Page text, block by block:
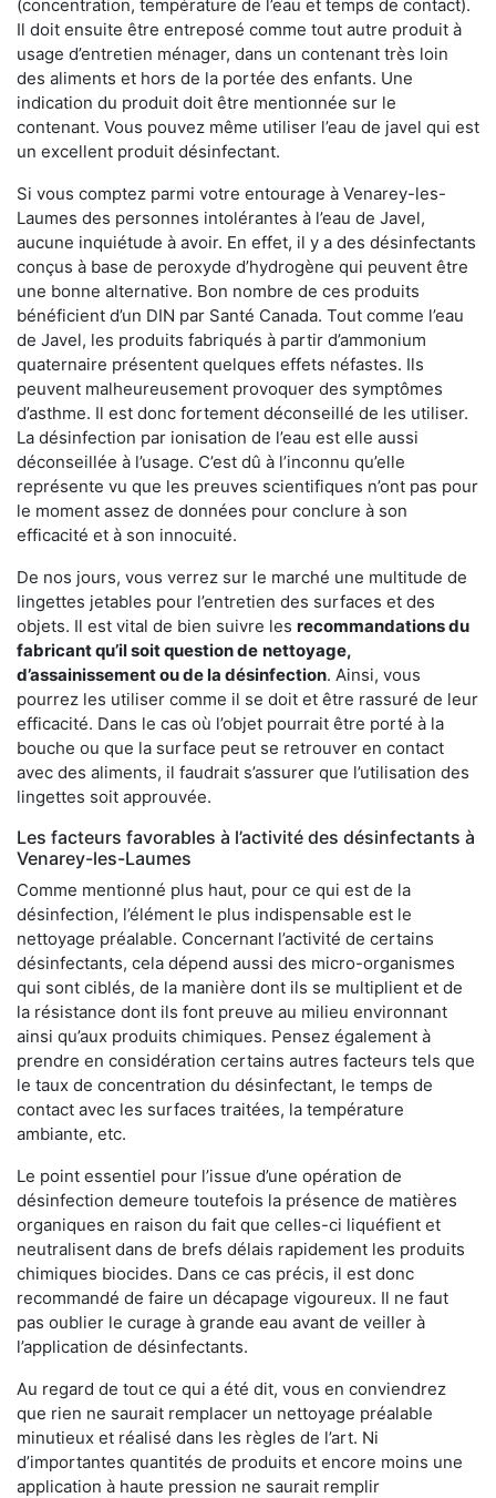
(concentration, température de l’eau et temps de contact).
Il doit ensuite être entreposé comme tout autre produit à
usage d’entretien ménager, dans un contenant très loin
des aliments et hors de la portée des enfants. Une
indication du produit doit être mentionnée sur le
contenant. Vous pouvez même utiliser l’eau de javel qui est
un excellent produit désinfectant.
Si vous comptez parmi votre entourage à Venarey-les-
Laumes des personnes intolérantes à l’eau de Javel,
aucune inquiétude à avoir. En effet, il y a des désinfectants
conçus à base de peroxyde d’hydrogène qui peuvent être
une bonne alternative. Bon nombre de ces produits
bénéficient d’un DIN par Santé Canada. Tout comme l’eau
de Javel, les produits fabriqués à partir d’ammonium
quaternaire présentent quelques effets néfastes. Ils
peuvent malheureusement provoquer des symptômes
d’asthme. Il est donc fortement déconseillé de les utiliser.
La désinfection par ionisation de l’eau est elle aussi
déconseillée à l’usage. C’est dû à l’inconnu qu’elle
représente vu que les preuves scientifiques n’ont pas pour
le moment assez de données pour conclure à son
efficacité et à son innocuité.
De nos jours, vous verrez sur le marché une multitude de
lingettes jetables pour l’entretien des surfaces et des
objets. Il est vital de bien suivre les recommandations du
fabricant qu’il soit question de nettoyage,
d’assainissement ou de la désinfection. Ainsi, vous
pourrez les utiliser comme il se doit et être rassuré de leur
efficacité. Dans le cas où l’objet pourrait être porté à la
bouche ou que la surface peut se retrouver en contact
avec des aliments, il faudrait s’assurer que l’utilisation des
lingettes soit approuvée.
Les facteurs favorables à l’activité des désinfectants à
Venarey-les-Laumes
Comme mentionné plus haut, pour ce qui est de la
désinfection, l’élément le plus indispensable est le
nettoyage préalable. Concernant l’activité de certains
désinfectants, cela dépend aussi des micro-organismes
qui sont ciblés, de la manière dont ils se multiplient et de
la résistance dont ils font preuve au milieu environnant
ainsi qu’aux produits chimiques. Pensez également à
prendre en considération certains autres facteurs tels que
le taux de concentration du désinfectant, le temps de
contact avec les surfaces traitées, la température
ambiante, etc.
Le point essentiel pour l’issue d’une opération de
désinfection demeure toutefois la présence de matières
organiques en raison du fait que celles-ci liquéfient et
neutralisent dans de brefs délais rapidement les produits
chimiques biocides. Dans ce cas précis, il est donc
recommandé de faire un décapage vigoureux. Il ne faut
pas oublier le curage à grande eau avant de veiller à
l’application de désinfectants.
Au regard de tout ce qui a été dit, vous en conviendrez
que rien ne saurait remplacer un nettoyage préalable
minutieux et réalisé dans les règles de l’art. Ni
d’importantes quantités de produits et encore moins une
application à haute pression ne saurait remplir